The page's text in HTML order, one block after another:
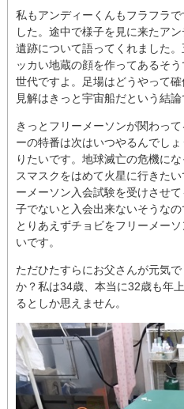
私もアンディーくんもフラフラ
した。途中で様子を見に来たア
遺跡について語ってくれました
ッカい地蔵の顔を作ってあるそ
世代ですよ。足場はどうやって
見解はきっと宇宙船だという結
きっとフリーメーソンが関わっ
ーの特番は次はいつやるんでし
りたいです。地球滅亡の危機に
スマスクをはめて火星に行きた
ーメーソン入会試験を受けさせ
子でないと入会出来ないそうなの
とりあえずチョビをフリーメー
いです。
ただひたすらにお父さんが元気
か？私は34歳、本当に32歳も年
るとしか思えません。